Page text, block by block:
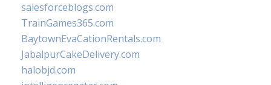
salesforceblogs.com
TrainGames365.com
BaytownEvaCationRentals.com
JabalpurCakeDelivery.com
halobjd.com